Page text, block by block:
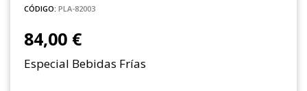
CÓDIGO: PLA-82003
84,00 €
Especial Bebidas Frías